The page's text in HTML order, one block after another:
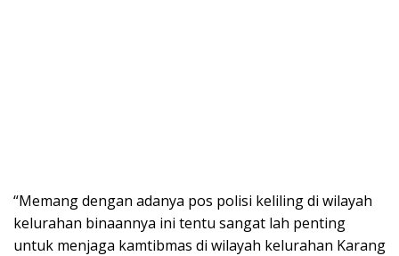
“Memang dengan adanya pos polisi keliling di wilayah
kelurahan binaannya ini tentu sangat lah penting
untuk menjaga kamtibmas di wilayah kelurahan Karang